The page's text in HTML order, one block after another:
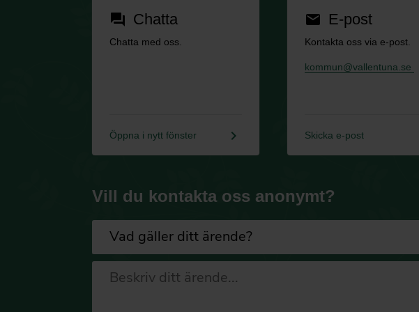
forum Chatta
Chatta med oss.
Öppna i nytt fönster keyboard_arrow_right
email E-post
Kontakta oss via e-post.
kommun@vallentuna.se
Skicka e-post
Vill du kontakta oss anonymt?